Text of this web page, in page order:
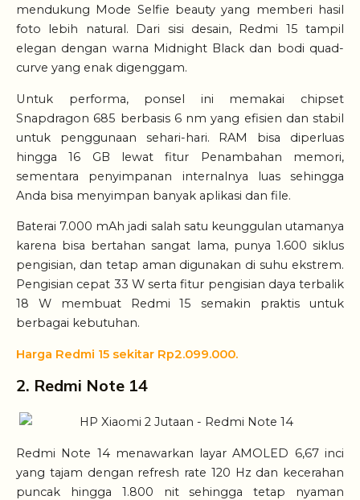
mendukung Mode Selfie beauty yang memberi hasil
foto lebih natural. Dari sisi desain, Redmi 15 tampil
elegan dengan warna Midnight Black dan bodi quad-
curve yang enak digenggam.
Untuk performa, ponsel ini memakai chipset
Snapdragon 685 berbasis 6 nm yang efisien dan stabil
untuk penggunaan sehari-hari. RAM bisa diperluas
hingga 16 GB lewat fitur Penambahan memori,
sementara penyimpanan internalnya luas sehingga
Anda bisa menyimpan banyak aplikasi dan file.
Baterai 7.000 mAh jadi salah satu keunggulan utamanya
karena bisa bertahan sangat lama, punya 1.600 siklus
pengisian, dan tetap aman digunakan di suhu ekstrem.
Pengisian cepat 33 W serta fitur pengisian daya terbalik
18 W membuat Redmi 15 semakin praktis untuk
berbagai kebutuhan.
Harga Redmi 15 sekitar Rp2.099.000.
2. Redmi Note 14
Redmi Note 14 menawarkan layar AMOLED 6,67 inci
yang tajam dengan refresh rate 120 Hz dan kecerahan
puncak hingga 1.800 nit sehingga tetap nyaman